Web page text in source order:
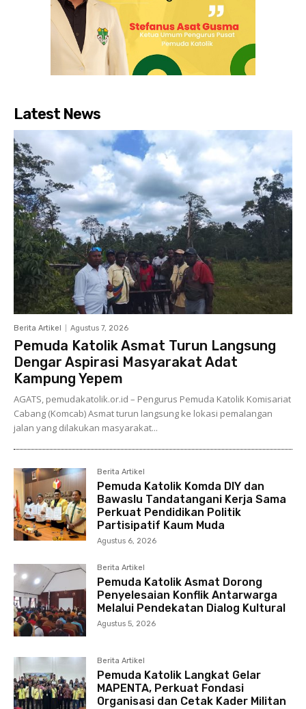
Latest News
Berita Artikel Agustus 7, 2026
Pemuda Katolik Asmat Turun Langsung
Dengar Aspirasi Masyarakat Adat
Kampung Yepem
AGATS, pemudakatolik.or.id – Pengurus Pemuda Katolik Komisariat
Cabang (Komcab) Asmat turun langsung ke lokasi pemalangan
jalan yang dilakukan masyarakat...
Berita Artikel
Pemuda Katolik Komda DIY dan
Bawaslu Tandatangani Kerja Sama
Perkuat Pendidikan Politik
Partisipatif Kaum Muda
Agustus 6, 2026
Berita Artikel
Pemuda Katolik Asmat Dorong
Penyelesaian Konflik Antarwarga
Melalui Pendekatan Dialog Kultural
Agustus 5, 2026
Berita Artikel
Pemuda Katolik Langkat Gelar
MAPENTA, Perkuat Fondasi
Organisasi dan Cetak Kader Militan